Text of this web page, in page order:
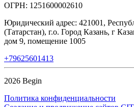
ОГРН: 1251600002610
Юридический адрес: 421001,
(Татарстан), г.о. Город Казань, г
дом 9, помещение 1005
+79625601413
2026 Begin
Политика конфиденциальности